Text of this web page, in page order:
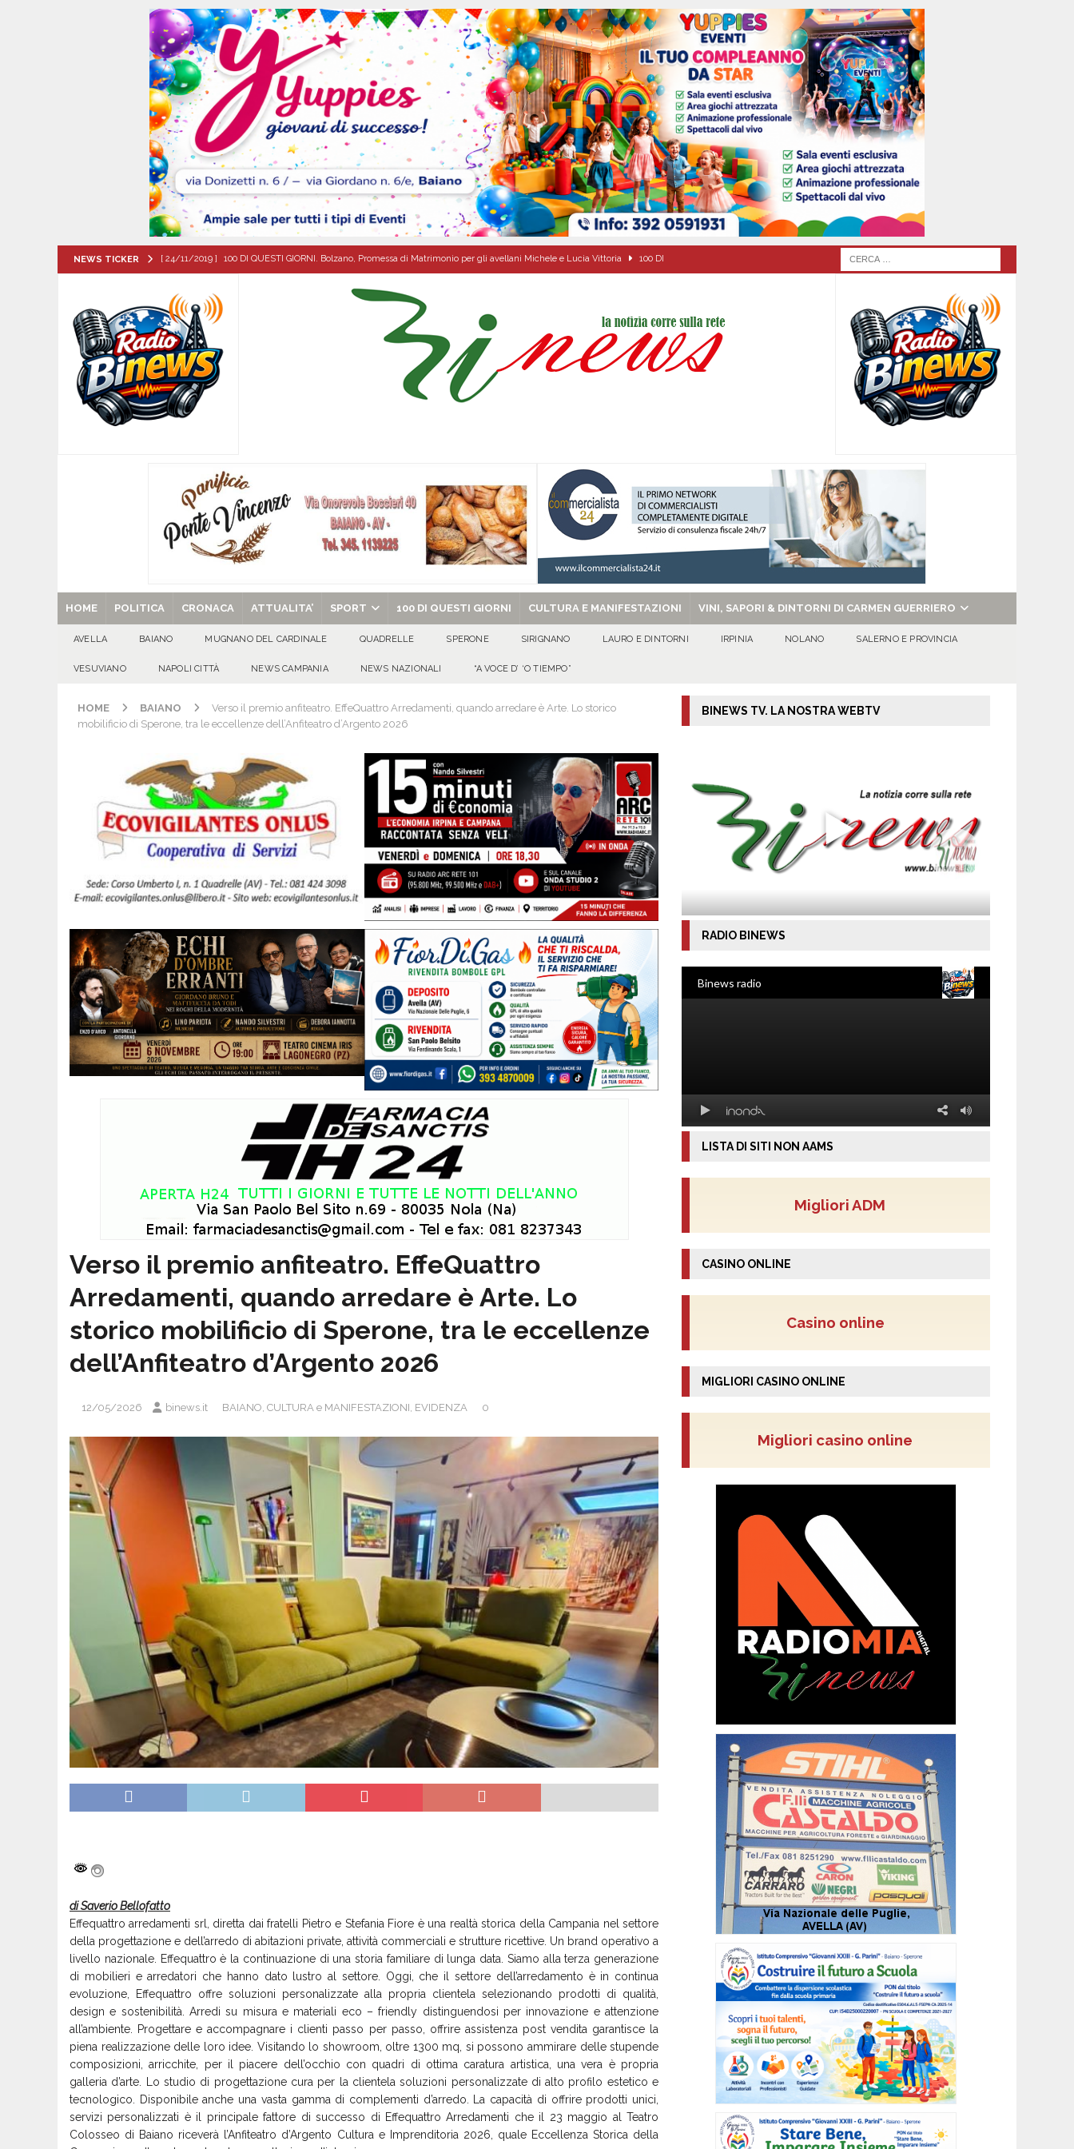
NEWS TICKER [ 24/11/2019 ] 100 DI QUESTI GIORNI. Bolzano, Promessa di Matrimonio per gli avellani Michele e Lucia Vittoria 100 DI
[ 07/08/2026 ] Visciano celebra Padre Arturo D’Onofrio: due giorni di fede nel ricordo del fondatore
MANIFESTAZIONI
[ 07/08/2026 ] MUGNANO DEL CARDINALE. L’Ipocrisia delle Apparenze e il Sociale Negato: il Caso del Centro Sociale mai
usato – abbandonato – vandalizzato e destinato al privato EVIDENZA
[ 07/08/2026 ]
una cultura collettiva. Nessuna crescita economica può prescindere dalla tutela della vita umana” CULTURA E
MANIFESTAZIONI
[ 07/08/2026 ] Casino senza KYC: cosa sono e come funzionano in Italia CULTURA E MANIFESTAZIONI
[ 29/08/2025 ] SANT’Oggi. Venerdì 29 agosto la chiesa celebra il Martirio di san Giovanni Battista e santa Sabina
HOME POLITICA CRONACA ATTUALITA’ SPORT 100 DI QUESTI GIORNI CULTURA E MANIFESTAZIONI VINI, SAPORI & DINTORNI DI CARMEN GUERRIERO
AVELLA BAIANO MUGNANO DEL CARDINALE QUADRELLE SPERONE SIRIGNANO LAURO E DINTORNI IRPINIA NOLANO SALERNO E PROVINCIA
VESUVIANO NAPOLI CITTÀ NEWS CAMPANIA NEWS NAZIONALI “A VOCE D’ ‘O TIEMPO”
HOME BAIANO
Verso il premio anfiteatro. EffeQuattro Arredamenti, quando arredare è Arte. Lo storico
mobilificio di Sperone, tra le eccellenze dell’Anfiteatro d’Argento 2026
Verso il premio anfiteatro. EffeQuattro
Arredamenti, quando arredare è Arte. Lo
storico mobilificio di Sperone, tra le eccellenze
dell’Anfiteatro d’Argento 2026
12/05/2026 binews.it BAIANO, CULTURA e MANIFESTAZIONI, EVIDENZA 0
di Saverio Bellofatto
Effequattro arredamenti srl, diretta dai fratelli Pietro e Stefania Fiore è una realtà storica della Campania nel settore
della progettazione e dell’arredo di abitazioni private, attività commerciali e strutture ricettive. Un brand operativo a
livello nazionale. Effequattro è la continuazione di una storia familiare di lunga data. Siamo alla terza generazione
di mobilieri e arredatori che hanno dato lustro al settore. Oggi, che il settore dell’arredamento è in continua
evoluzione, Effequattro offre soluzioni personalizzate alla propria clientela selezionando prodotti di qualità,
design e sostenibilità. Arredi su misura e materiali eco – friendly distinguendosi per innovazione e attenzione
all’ambiente. Progettare e accompagnare i clienti passo per passo, offrire assistenza post vendita garantisce la
piena realizzazione delle loro idee. Visitando lo showroom, oltre 1300 mq, si possono ammirare delle stupende
composizioni, arricchite, per il piacere dell’occhio con quadri di ottima caratura artistica, una vera è propria
galleria d’arte. Lo studio di progettazione cura per la clientela soluzioni personalizzate di alto profilo estetico e
tecnologico. Disponibile anche una vasta gamma di complementi d’arredo. La capacità di offrire prodotti unici,
servizi personalizzati è il principale fattore di successo di Effequattro Arredamenti che il 23 maggio al Teatro
Colosseo di Baiano riceverà l’Anfiteatro d’Argento Cultura e Imprenditoria 2026, quale Eccellenza Storica della
BINEWS TV. LA NOSTRA WEBTV
RADIO BINEWS
LISTA DI SITI NON AAMS
Migliori ADM
CASINO ONLINE
Casino online
MIGLIORI CASINO ONLINE
Migliori casino online